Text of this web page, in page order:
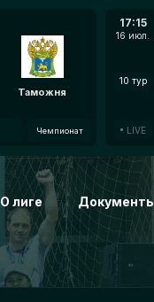
Таможня
Чемпионат
17:15
16 июл.
10 тур
LIVE
О лиге